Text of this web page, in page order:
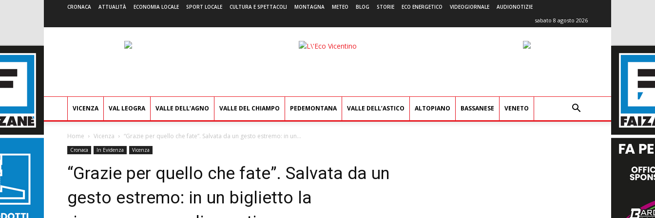
CRONACA ATTUALITÀ ECONOMIA LOCALE SPORT LOCALE CULTURA E SPETTACOLI MONTAGNA METEO BLOG STORIE ECO ENERGETICO VIDEOGIORNALE AUDIONOTIZIE
sabato 8 agosto 2026
L'Eco
VICENZA VAL LEOGRA VALLE DELL’AGNO VALLE DEL CHIAMPO PEDEMONTANA VALLE DELL’ASTICO ALTOPIANO BASSANESE VENETO
Home Vicenza “Grazie per quello che fate”. Salvata da un gesto estremo: in un...
Cronaca In Evidenza Vicenza
“Grazie per quello che fate”. Salvata da un
gesto estremo: in un biglietto la